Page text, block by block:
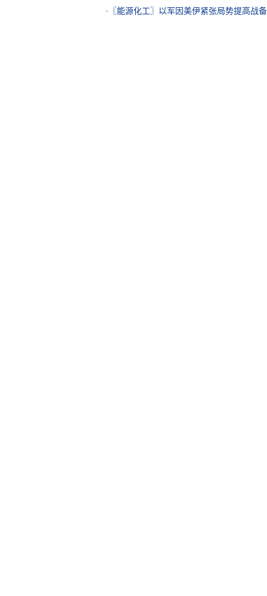
·
〖能源化工〗以军因美伊紧张局势提高战